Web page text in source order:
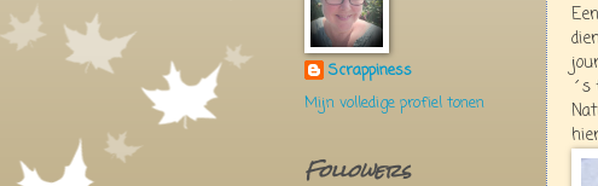
´s
Scrappiness
Mijn volledige profiel tonen
Followers